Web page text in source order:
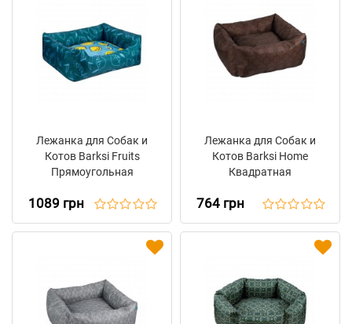
Лежанка для Собак и
Котов Barksi Fruits
Прямоугольная
1089 грн
Лежанка для Собак и
Котов Barksi Home
Квадратная
764 грн